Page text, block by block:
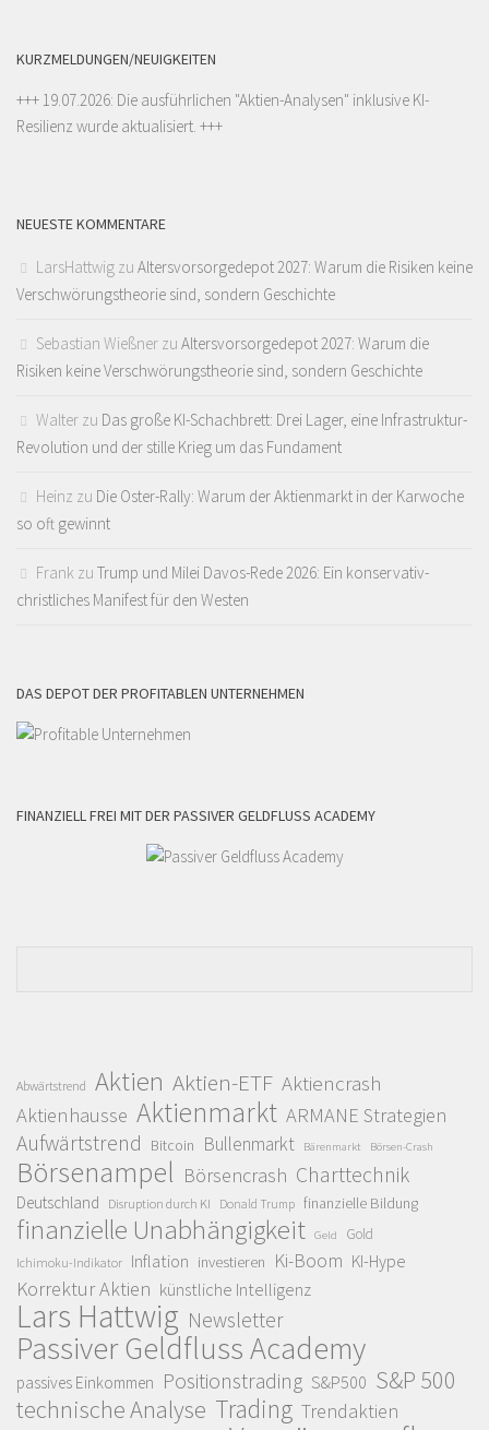
KURZMELDUNGEN/NEUIGKEITEN
+++ 19.07.2026: Die ausführlichen "Aktien-Analysen" inklusive KI-
Resilienz wurde aktualisiert. +++
NEUESTE KOMMENTARE
LarsHattwig zu Altersvorsorgedepot 2027: Warum die Risiken keine
Verschwörungstheorie sind, sondern Geschichte
Sebastian Wießner zu Altersvorsorgedepot 2027: Warum die
Risiken keine Verschwörungstheorie sind, sondern Geschichte
Walter zu Das große KI-Schachbrett: Drei Lager, eine Infrastruktur-
Revolution und der stille Krieg um das Fundament
Heinz zu Die Oster-Rally: Warum der Aktienmarkt in der Karwoche
so oft gewinnt
Frank zu Trump und Milei Davos-Rede 2026: Ein konservativ-
christliches Manifest für den Westen
DAS DEPOT DER PROFITABLEN UNTERNEHMEN
FINANZIELL FREI MIT DER PASSIVER GELDFLUSS ACADEMY
Abwärtstrend Aktien Aktien-ETF Aktiencrash
Aktienhausse Aktienmarkt ARMANE Strategien
Aufwärtstrend Bitcoin Bullenmarkt Bärenmarkt Börsen-Crash
Börsenampel Börsencrash Charttechnik
Deutschland Disruption durch KI Donald Trump finanzielle Bildung
finanzielle Unabhängigkeit Geld Gold
Ichimoku-Indikator Inflation investieren Ki-Boom KI-Hype
Korrektur Aktien künstliche Intelligenz
Lars Hattwig Newsletter
Passiver Geldfluss Academy
passives Einkommen Positionstrading S&P500 S&P 500
technische Analyse Trading Trendaktien